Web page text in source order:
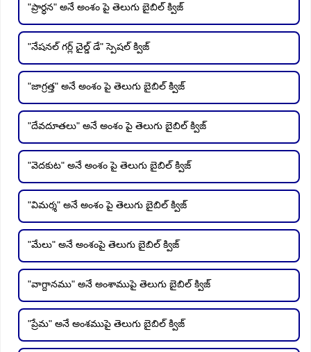
"ప్రార్ధన" అనే అంశం పై తెలుగు బైబిల్ క్విజ్
"నేషనల్ గర్ల్ చైల్డ్ డే" స్పెషల్ క్విజ్
"జాగ్రత్త" అనే అంశం పై తెలుగు బైబిల్ క్విజ్
"దేవదూతలు" అనే అంశం పై తెలుగు బైబిల్ క్విజ్
"వెదకుట" అనే అంశం పై తెలుగు బైబిల్ క్విజ్
"విమర్శ" అనే అంశం పై తెలుగు బైబిల్ క్విజ్
"మేలు" అనే అంశంపై తెలుగు బైబిల్ క్విజ్
"వాగ్దానము" అనే అంశాముపై తెలుగు బైబిల్ క్విజ్
"ప్రేమ" అనే అంశముపై తెలుగు బైబిల్ క్విజ్